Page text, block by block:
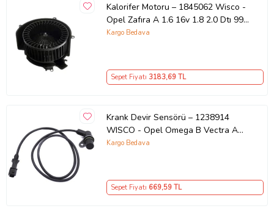
kcm11363202 Kalorifer Motoru – 1845062 Wisco -
Opel Zafıra A 1.6 16v 1.8 2.0 Dtı 99
Ve Sonrası Uyumlu
Kargo Bedava
Sepet Fiyatı 3183,69 TL
Krank Devir Sensörü – 1238914
WISCO - Opel Omega B Vectra A
Astra F Calibra 92 Ve Sonrası
Kargo Bedava
Sepet Fiyatı 669,59 TL